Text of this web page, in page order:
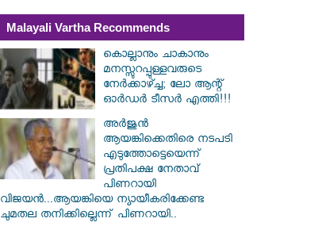
Malayali Vartha Recommends
കൊല്ലാനും ചാകാനും
മനസ്സുറപ്പുള്ളവരുടെ
നേർക്കാഴ്ച്ച; ലോ ആന്റ്
ഓർഡർ ടീസർ എത്തി!!!
അർജുൻ
ആയങ്കിക്കെതിരെ നടപടി
എടുത്തോട്ടെയെന്ന്
പ്രതിപക്ഷ നേതാവ്
പിണറായി
വിജയൻ...ആയങ്കിയെ ന്യായീകരിക്കേണ്ട
ചുമതല തനിക്കില്ലെന്ന് പിണറായി..